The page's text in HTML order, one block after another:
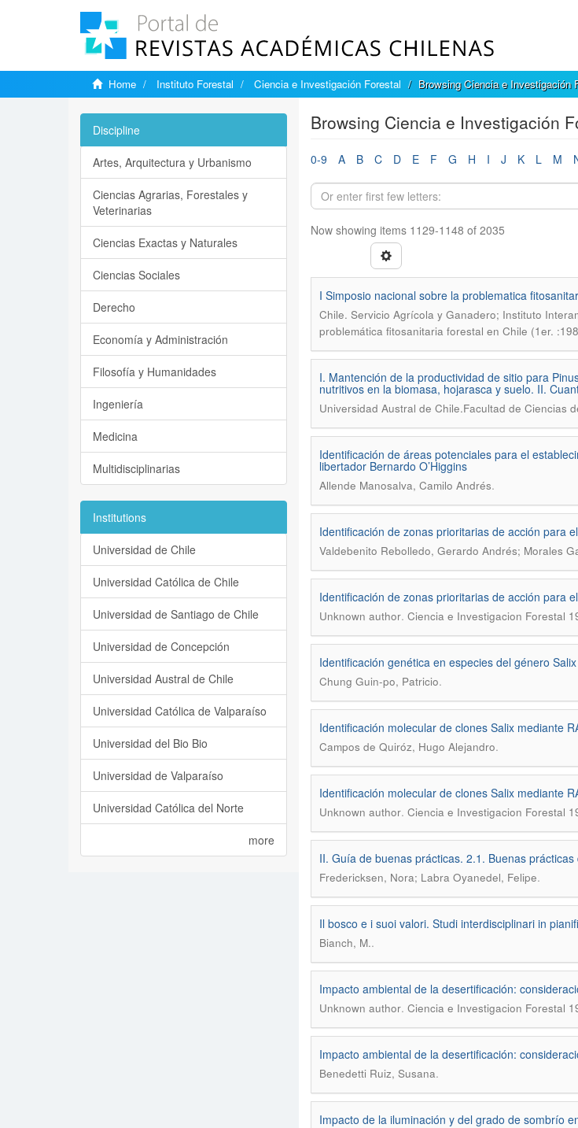
Home Instituto Forestal Ciencia e Investigación Forestal Browsing Ciencia e Investigación
Browsing Ciencia e Investigación
0-9 A B C D E F G H I J K L M
Now showing items 1129-1148 of 2035
I Simposio nacional sobre la problematica
Chile. Servicio Agrícola y Ganadero; Instituto
problemática fitosanitaria forestal en Chile (1er.
I. Mantención de la productividad de sitio para
nutritivos en la biomasa, hojarasca y suelo. II.
Universidad Austral de Chile.Facultad de Ciencias
Identificación de áreas potenciales para el
libertador Bernardo O’Higgins
Allende Manosalva, Camilo Andrés.
Identificación de zonas prioritarias de acción para
Valdebenito Rebolledo, Gerardo Andrés; Morales
Identificación de zonas prioritarias de acción para
Unknown author. Ciencia e Investigacion Forestal
Identificación genética en especies del género
Chung Guin-po, Patricio.
Identificación molecular de clones Salix mediante
Campos de Quiróz, Hugo Alejandro.
Identificación molecular de clones Salix mediante
Unknown author. Ciencia e Investigacion Forestal
II. Guía de buenas prácticas. 2.1. Buenas
Fredericksen, Nora; Labra Oyanedel, Felipe.
Il bosco e i suoi valori. Studi interdisciplinari in
Bianch, M..
Impacto ambiental de la desertificación:
Unknown author. Ciencia e Investigacion Forestal
Impacto ambiental de la desertificación:
Benedetti Ruiz, Susana.
Impacto de la iluminación y del grado de sombrío
Discipline
Artes, Arquitectura y Urbanismo
Ciencias Agrarias, Forestales y
Veterinarias
Ciencias Exactas y Naturales
Ciencias Sociales
Derecho
Economía y Administración
Filosofía y Humanidades
Ingeniería
Medicina
Multidisciplinarias
Institutions
Universidad de Chile
Universidad Católica de Chile
Universidad de Santiago de Chile
Universidad de Concepción
Universidad Austral de Chile
Universidad Católica de Valparaíso
Universidad del Bio Bio
Universidad de Valparaíso
Universidad Católica del Norte
more